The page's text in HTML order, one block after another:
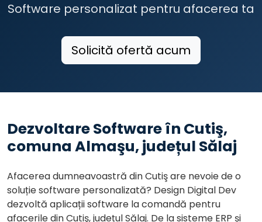
Software personalizat pentru afacerea ta
Solicită ofertă acum
Dezvoltare Software în Cutiş,
comuna Almaşu, județul Sălaj
Afacerea dumneavoastră din Cutiş are nevoie de o
soluție software personalizată? Design Digital Dev
dezvoltă aplicații software la comandă pentru
afacerile din Cutiş, județul Sălaj. De la sisteme ERP și